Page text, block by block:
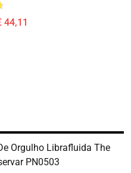
44,11
Orgulho Librafluida The
PN0503